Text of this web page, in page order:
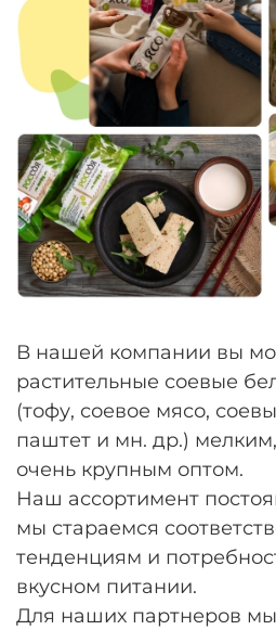
В нашей компании вы
растительные соевые
(тофу, соевое мясо,
паштет и мн. др.)
очень крупным оптом.
Наш ассортимент
мы стараемся
тенденциям и
вкусном питании.
Для наших партнеров мы